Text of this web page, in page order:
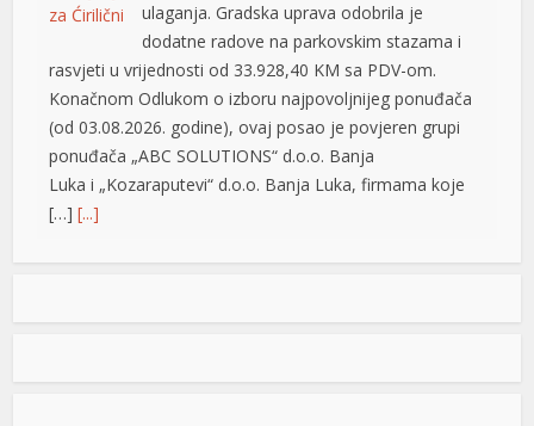
ulaganja. Gradska uprava odobrila je
dodatne radove na parkovskim stazama i
rasvjeti u vrijednosti od 33.928,40 KM sa PDV-om.
Konačnom Odlukom o izboru najpovoljnijeg ponuđača
(od 03.08.2026. godine), ovaj posao je povjeren grupi
ponuđača „ABC SOLUTIONS“ d.o.o. Banja
Luka i „Kozaraputevi“ d.o.o. Banja Luka, firmama koje
[…][...]
Euroherca te dugogodišnji rukovodioca u